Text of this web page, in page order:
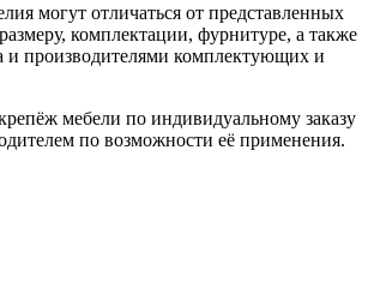
могут отличаться от представленных
комплектации, фурнитуре, а также
и производителями комплектующих и
мебели по индивидуальному заказу
по возможности её применения.